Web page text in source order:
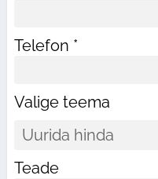
Telefon *
Valige teema
Teade